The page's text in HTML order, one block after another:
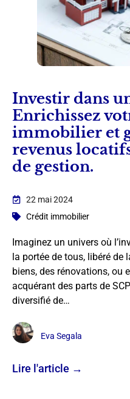
Investir dans
Enrichissez
immobilier et
revenus
de gestion.
22 mai 2024
Crédit immobilier
Imaginez un univers où
la portée de tous, libéré de
biens, des rénovations, ou
acquérant des parts de
diversifié de…
Eva Segala
Lire l'article →